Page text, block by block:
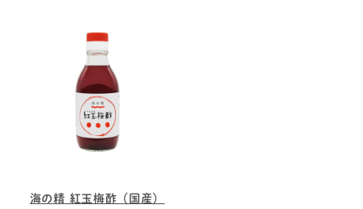
海の精 紅玉梅酢（国産）